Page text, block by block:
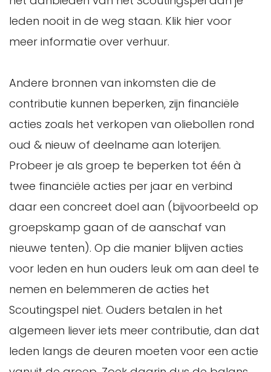
leden nooit in de weg staan. Klik hier voor
meer informatie over verhuur.
Andere bronnen van inkomsten die de
contributie kunnen beperken, zijn financiële
acties zoals het verkopen van oliebollen rond
oud & nieuw of deelname aan loterijen.
Probeer je als groep te beperken tot één à
twee financiële acties per jaar en verbind
daar een concreet doel aan (bijvoorbeeld op
groepskamp gaan of de aanschaf van
nieuwe tenten). Op die manier blijven acties
voor leden en hun ouders leuk om aan deel te
nemen en belemmeren de acties het
Scoutingspel niet. Ouders betalen in het
algemeen liever iets meer contributie, dan dat
leden langs de deuren moeten voor een actie